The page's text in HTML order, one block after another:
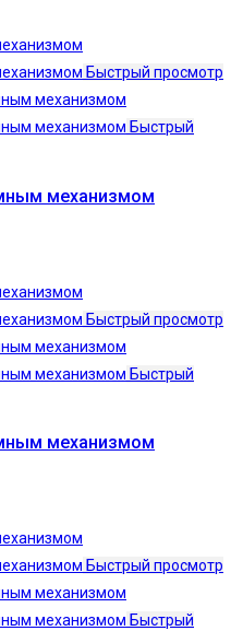
Быстрый просмотр
Быстрый
механизмом
Быстрый просмотр
Быстрый
механизмом
Быстрый просмотр
Быстрый